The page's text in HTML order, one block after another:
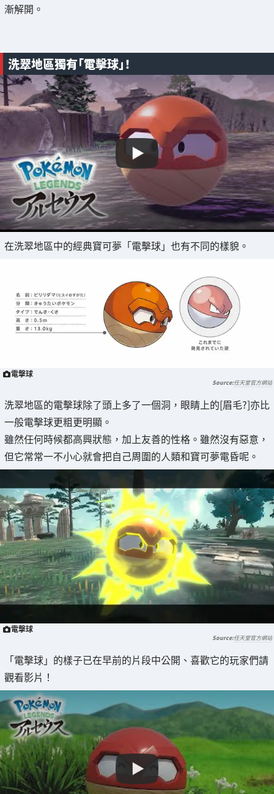
漸解開。
洗翠地區獨有「電擊球」！
在洗翠地區中的經典寶可夢「電擊球」也有不同的樣貌。
電擊球
任天堂官方網站
洗翠地區的電擊球除了頭上多了一個洞，眼睛上的[眉毛?]亦比
一般電擊球更粗更明顯。
雖然任何時候都高興狀態，加上友善的性格。雖然沒有惡意，
但它常常一不小心就會把自己周圍的人類和寶可夢電昏呢。
電擊球
任天堂官方網站
「電擊球」的樣子已在早前的片段中公開、喜歡它的玩家們請
觀看影片！